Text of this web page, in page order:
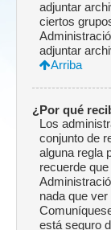
adjuntar
ciertos
adjuntar
Arriba
¿Por qué
Los
conjunto de
alguna regla
recuerde
nada que
está seguro